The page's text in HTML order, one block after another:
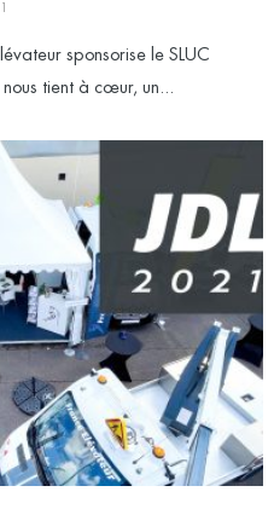
sponsorise le SLUC
tient à cœur, un...